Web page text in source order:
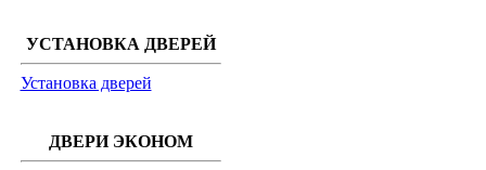
УСТАНОВКА ДВЕРЕЙ
Установка дверей
ДВЕРИ ЭКОНОМ